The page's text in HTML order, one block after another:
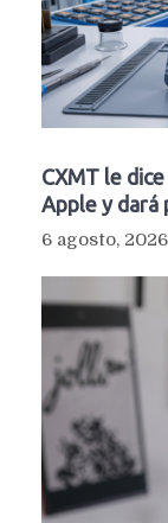
CXMT le
Apple y dará
6 agosto, 2026